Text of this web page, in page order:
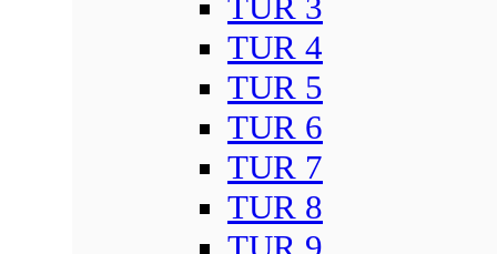
TUR 4
TUR 5
TUR 6
TUR 7
TUR 8